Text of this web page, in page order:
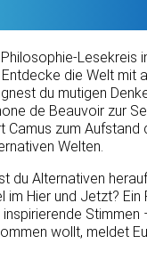
Lesekreis
die Welt mit
du mutigen
de Beauvoir zur
zum Aufstand
Welten.
du Alternativen
Hier und Jetzt? Ein
Stimmen
wollt, meldet